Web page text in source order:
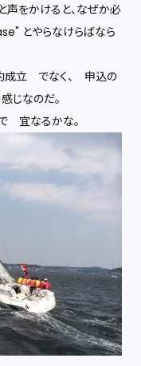
声をかけると、なぜか必
とやらなけらばなら
成立 でなく、 申込の
じなのだ。
宜なるかな。